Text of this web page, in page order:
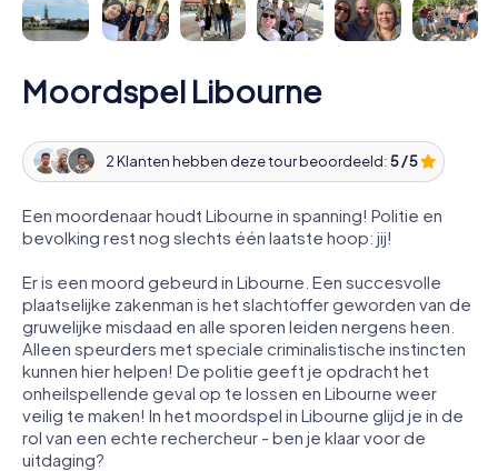
Moordspel Libourne
2 Klanten hebben deze tour beoordeeld:5 / 5
Een moordenaar houdt Libourne in spanning! Politie en
bevolking rest nog slechts één laatste hoop: jij!
Er is een moord gebeurd in Libourne. Een succesvolle
plaatselijke zakenman is het slachtoffer geworden van de
gruwelijke misdaad en alle sporen leiden nergens heen.
Alleen speurders met speciale criminalistische instincten
kunnen hier helpen! De politie geeft je opdracht het
onheilspellende geval op te lossen en Libourne weer
veilig te maken! In het moordspel in Libourne glijd je in de
rol van een echte rechercheur - ben je klaar voor de
uitdaging?